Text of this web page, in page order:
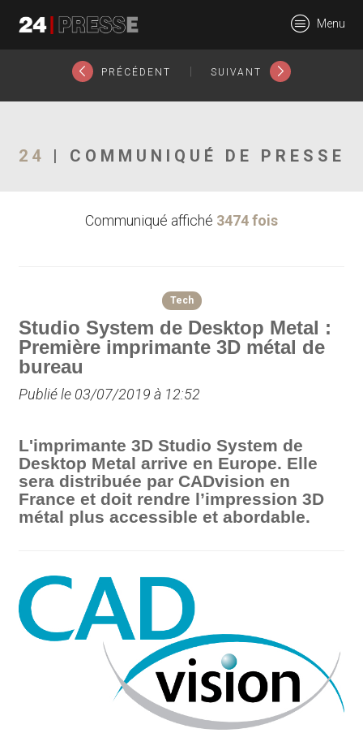
24Presse -
Communiqués de
Menu
PRÉCÉDENT SUIVANT
24 | COMMUNIQUÉ DE PRESSE
Communiqué affiché 3474 fois
Tech
Studio System de Desktop Metal :
Première imprimante 3D métal de
bureau
Publié le 03/07/2019 à 12:52
L'imprimante 3D Studio System de
Desktop Metal arrive en Europe. Elle
sera distribuée par CADvision en
France et doit rendre l’impression 3D
métal plus accessible et abordable.